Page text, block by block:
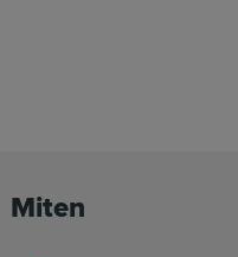
Miten